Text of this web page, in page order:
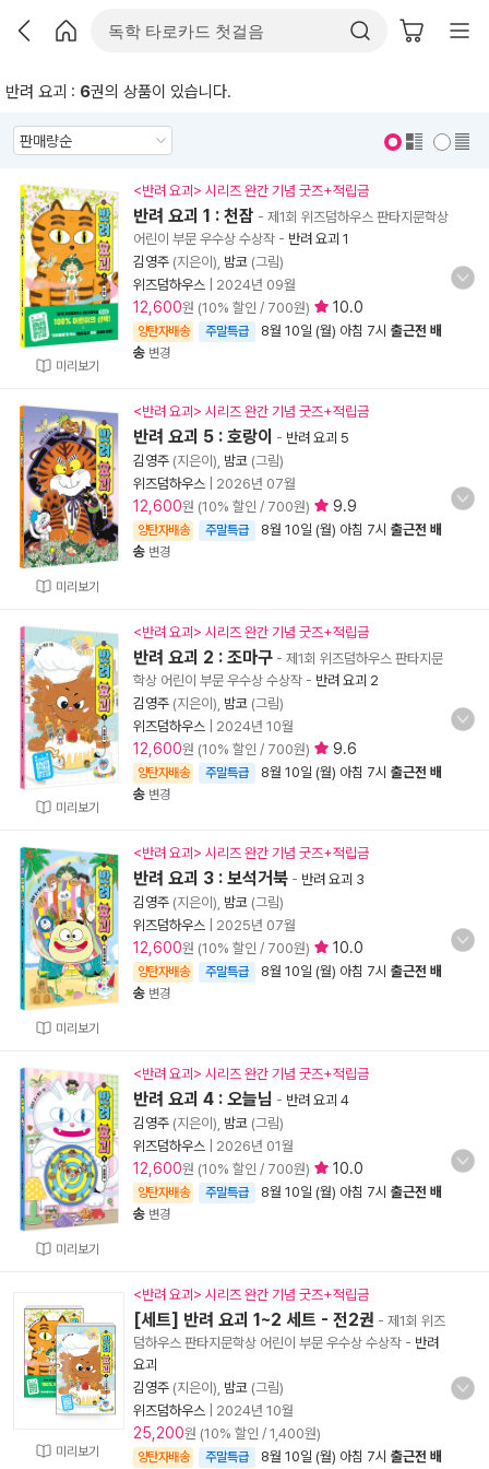
반려 요괴 : 6권의 상품이 있습니다.
미리보기
<반려 요괴> 시리즈 완간 기념 굿즈+적립금
반려 요괴 1 : 천잠 - 제1회 위즈덤하우스 판타지문학상
어린이 부문 우수상 수상작 - 반려 요괴 1
김영주 (지은이), 밤코 (그림)
위즈덤하우스
2024년 09월
12,600원 (10% 할인 / 700원) 10.0
양탄자배송 주말특급 8월 10일 (월) 아침 7시 출근전 배
송 변경
미리보기
<반려 요괴> 시리즈 완간 기념 굿즈+적립금
반려 요괴 5 : 호랑이 - 반려 요괴 5
김영주 (지은이), 밤코 (그림)
위즈덤하우스
2026년 07월
12,600원 (10% 할인 / 700원) 9.9
양탄자배송 주말특급 8월 10일 (월) 아침 7시 출근전 배
송 변경
미리보기
<반려 요괴> 시리즈 완간 기념 굿즈+적립금
반려 요괴 2 : 조마구 - 제1회 위즈덤하우스 판타지문
학상 어린이 부문 우수상 수상작 - 반려 요괴 2
김영주 (지은이), 밤코 (그림)
위즈덤하우스
2024년 10월
12,600원 (10% 할인 / 700원) 9.6
양탄자배송 주말특급 8월 10일 (월) 아침 7시 출근전 배
송 변경
미리보기
<반려 요괴> 시리즈 완간 기념 굿즈+적립금
반려 요괴 3 : 보석거북 - 반려 요괴 3
김영주 (지은이), 밤코 (그림)
위즈덤하우스
2025년 07월
12,600원 (10% 할인 / 700원) 10.0
양탄자배송 주말특급 8월 10일 (월) 아침 7시 출근전 배
송 변경
미리보기
<반려 요괴> 시리즈 완간 기념 굿즈+적립금
반려 요괴 4 : 오늘님 - 반려 요괴 4
김영주 (지은이), 밤코 (그림)
위즈덤하우스
2026년 01월
12,600원 (10% 할인 / 700원) 10.0
양탄자배송 주말특급 8월 10일 (월) 아침 7시 출근전 배
송 변경
미리보기
<반려 요괴> 시리즈 완간 기념 굿즈+적립금
[세트] 반려 요괴 1~2 세트 - 전2권 - 제1회 위즈
덤하우스 판타지문학상 어린이 부문 우수상 수상작 - 반려
요괴
김영주 (지은이), 밤코 (그림)
위즈덤하우스
2024년 10월
25,200원 (10% 할인 / 1,400원)
양탄자배송 주말특급 8월 10일 (월) 아침 7시 출근전 배